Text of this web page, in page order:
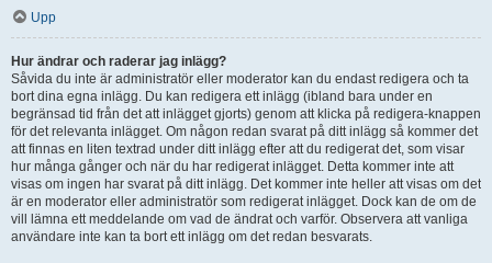
Upp
Hur ändrar och raderar jag inlägg?
Såvida du inte är administratör eller moderator kan du endast redigera och ta
bort dina egna inlägg. Du kan redigera ett inlägg (ibland bara under en
begränsad tid från det att inlägget gjorts) genom att klicka på redigera-knappen
för det relevanta inlägget. Om någon redan svarat på ditt inlägg så kommer det
att finnas en liten textrad under ditt inlägg efter att du redigerat det, som visar
hur många gånger och när du har redigerat inlägget. Detta kommer inte att
visas om ingen har svarat på ditt inlägg. Det kommer inte heller att visas om det
är en moderator eller administratör som redigerat inlägget. Dock kan de om de
vill lämna ett meddelande om vad de ändrat och varför. Observera att vanliga
användare inte kan ta bort ett inlägg om det redan besvarats.